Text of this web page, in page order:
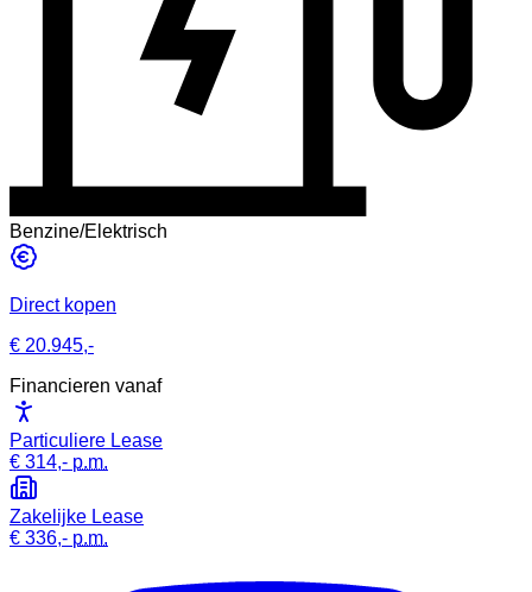
Benzine/Elektrisch
Direct kopen
€ 20.945,-
Financieren vanaf
Particuliere Lease
€ 314,- p.m.
Zakelijke Lease
€ 336,- p.m.